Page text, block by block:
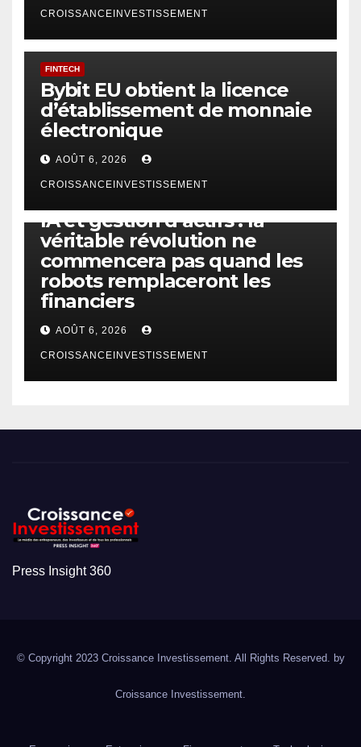
CROISSANCEINVESTISSEMENT
FINTECH
Bybit EU obtient la licence
d’établissement de monnaie
électronique
AOÛT 6, 2026
CROISSANCEINVESTISSEMENT
IA et gestion d’actifs : la
véritable révolution ne
commencera pas quand les
robots remplaceront les
financiers
AOÛT 6, 2026
CROISSANCEINVESTISSEMENT
Press Insight 360
© Copyright 2023 Croissance Investissement. All Rights Reserved. by
Croissance Investissement.